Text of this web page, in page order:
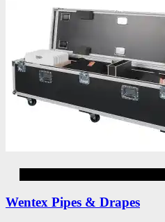
Wentex Pipes & Drapes